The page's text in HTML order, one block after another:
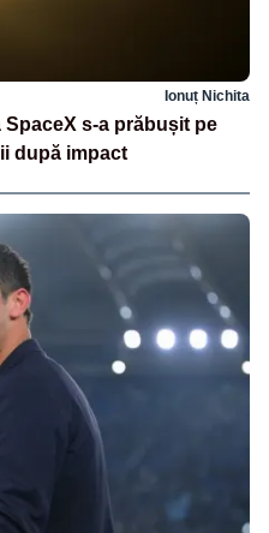
Ionuț Nichita
s-a prăbușit pe
după impact